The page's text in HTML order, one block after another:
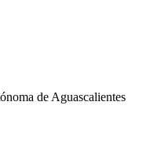
de Aguascalientes